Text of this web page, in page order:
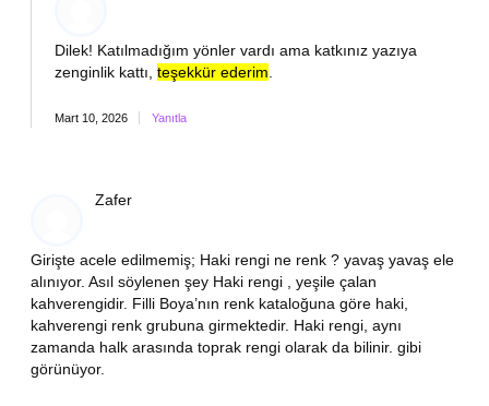
Dilek! Katılmadığım yönler vardı ama katkınız yazıya
zenginlik kattı, teşekkür ederim
Mart 10, 2026 Yanıtla
Zafer
Girişte acele edilmemiş; Haki rengi ne renk ? yavaş yavaş ele
alınıyor. Asıl söylenen şey Haki rengi , yeşile çalan
kahverengidir. Filli Boya’nın renk kataloğuna göre haki,
kahverengi renk grubuna girmektedir. Haki rengi, aynı
zamanda halk arasında toprak rengi olarak da bilinir. gibi
görünüyor.